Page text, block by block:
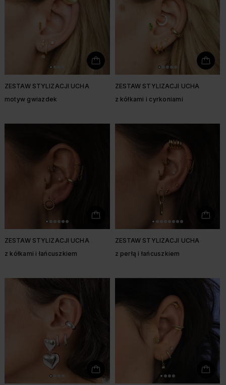
ZESTAW STYLIZACJI UCHA
motyw gwiazdek
ZESTAW STYLIZACJI UCHA
z kółkami i cyrkoniami
ZESTAW STYLIZACJI UCHA
z kółkami i łańcuszkiem
ZESTAW STYLIZACJI UCHA
z perłą i łańcuszkiem